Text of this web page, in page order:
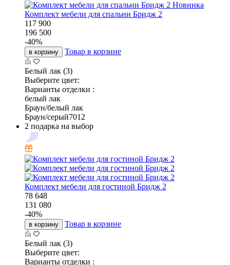
Новинка
Комплект мебели для спальни Бридж 2
117 900
196 500
-40%
в корзину Товар в корзине
Белый лак (3)
Выберите цвет:
Варианты отделки :
белый лак
Браун/белый лак
Браун/серый7012
2 подарка на выбор
Комплект мебели для гостиной Бридж 2
78 648
131 080
-40%
в корзину Товар в корзине
Белый лак (3)
Выберите цвет:
Варианты отделки :